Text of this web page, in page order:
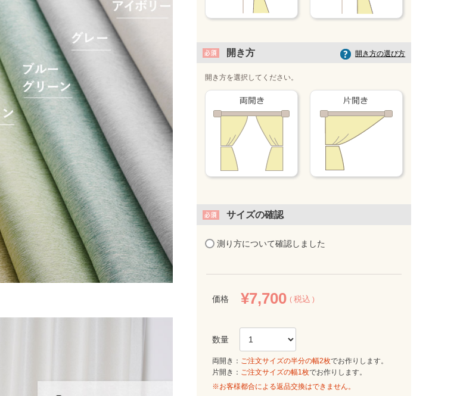
開き方 開き方の選び方
開き方を選択してください。
サイズの確認
測り方について確認しました
価格 ¥7,700 税込
両開き： ご注文サイズの半分の幅2枚でお作りします。
片開き： ご注文サイズの幅1枚でお作りします。
※お客様都合による返品交換はできません。